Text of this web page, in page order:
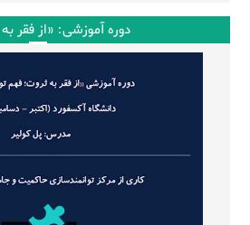
دوره آموزشی: «از فقر